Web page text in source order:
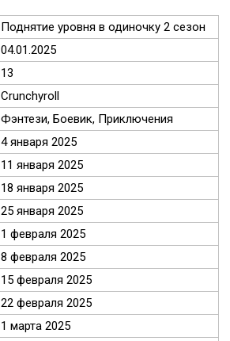
Поднятие уровня в одиночку 2 сезон
04.01.2025
13
Crunchyroll
Фэнтези, Боевик, Приключения
4 января 2025
11 января 2025
18 января 2025
25 января 2025
1 февраля 2025
8 февраля 2025
15 февраля 2025
22 февраля 2025
1 марта 2025